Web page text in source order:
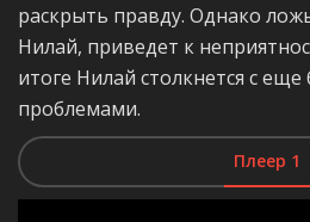
раскрыть правду. Однако
Нилай, приведет к
итоге Нилай столкнется с
проблемами.
Плеер 1